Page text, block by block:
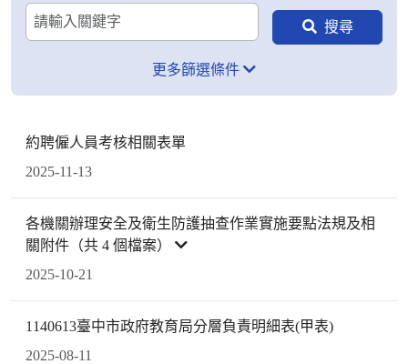
更多篩選條件
約聘僱人員考核相關表單
2025-11-13
各機關辦理安全及衛生防護抽查作業實施要點法規及相
關附件（共 4 個檔案）
2025-10-21
1140613臺中市政府教育局分層負責明細表(甲表)
2025-08-11